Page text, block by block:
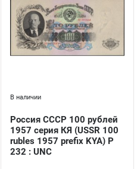
В наличии
Россия СССР 100 рублей
1957 серия КЯ (USSR 100
rubles 1957 prefix KYA) P
232 : UNC